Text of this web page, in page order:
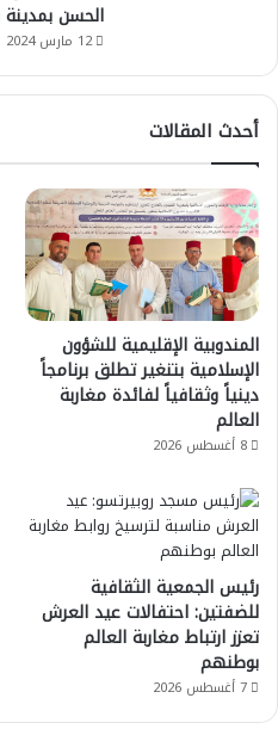
الحسن
12 مارس 2024
أحدث المقالات
المندوبية الإقليمية للشؤون
الإسلامية بتنغير تطلق برنامجاً
دينياً وثقافياً لفائدة مغاربة
العالم
8 أغسطس 2026
رئيس الجمعية الثقافية
للضفتين: احتفالات عيد العرش
تعزز ارتباط مغاربة العالم
بوطنهم
7 أغسطس 2026